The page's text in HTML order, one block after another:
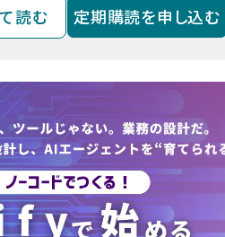
読む 定期購読を申し込む